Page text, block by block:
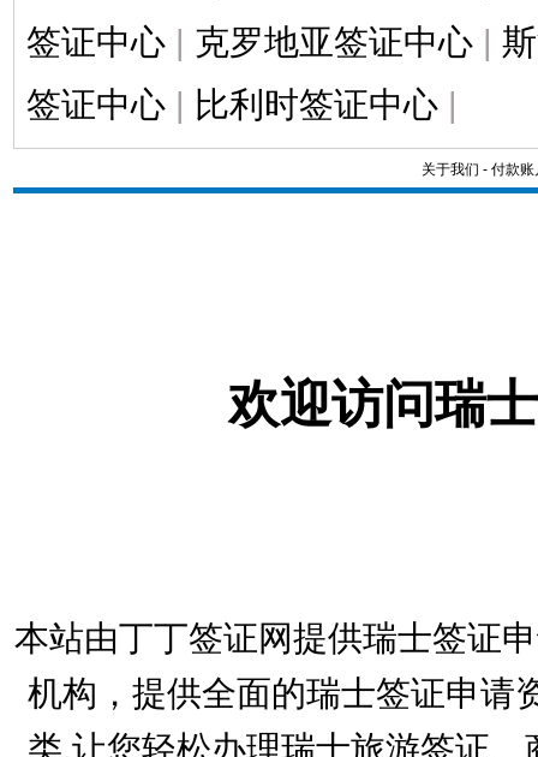
签证中心 | 克罗地亚签证中心 |
签证中心 | 比利时签证中心 |
关于我们 - 付款账
欢迎访问瑞
本站由丁丁签证网提供瑞士签证
机构，提供全面的瑞士签证申请
类,让您轻松办理瑞士旅游签证